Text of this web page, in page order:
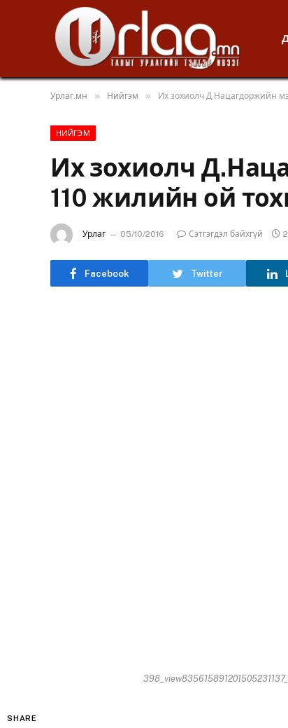
Урлаг.мн » Нийгэм » Их зохиолч Д.Нацагдоржийн
НИЙГЭМ
Их зохиолч
110 жилийн ой
Урлаг 05/10/2016 Сэтгэгдэл байхгүй
Facebook Twitter
SHARE